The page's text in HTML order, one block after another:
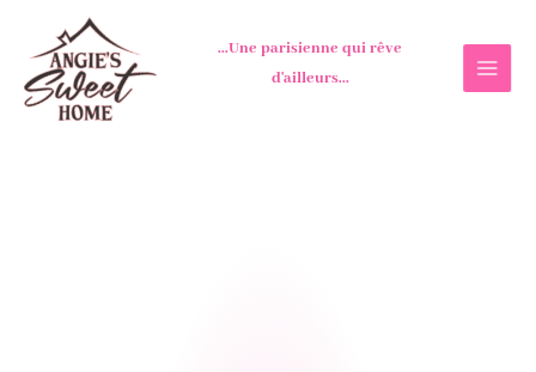
contenu
...Une parisienne qui rêve
d'ailleurs...